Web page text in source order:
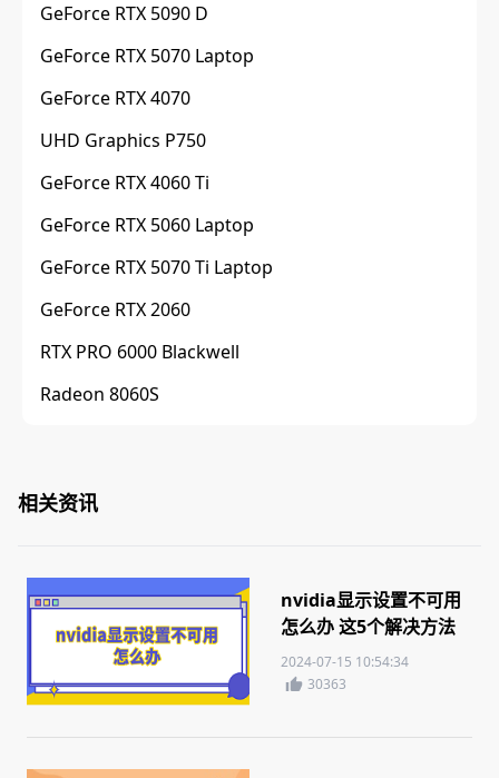
GeForce RTX 5090 D
GeForce RTX 5070 Laptop
GeForce RTX 4070
UHD Graphics P750
GeForce RTX 4060 Ti
GeForce RTX 5060 Laptop
GeForce RTX 5070 Ti Laptop
GeForce RTX 2060
RTX PRO 6000 Blackwell
Radeon 8060S
相关资讯
nvidia显示设置不可用
怎么办 这5个解决方法
你需要知道
2024-07-15 10:54:34
30363